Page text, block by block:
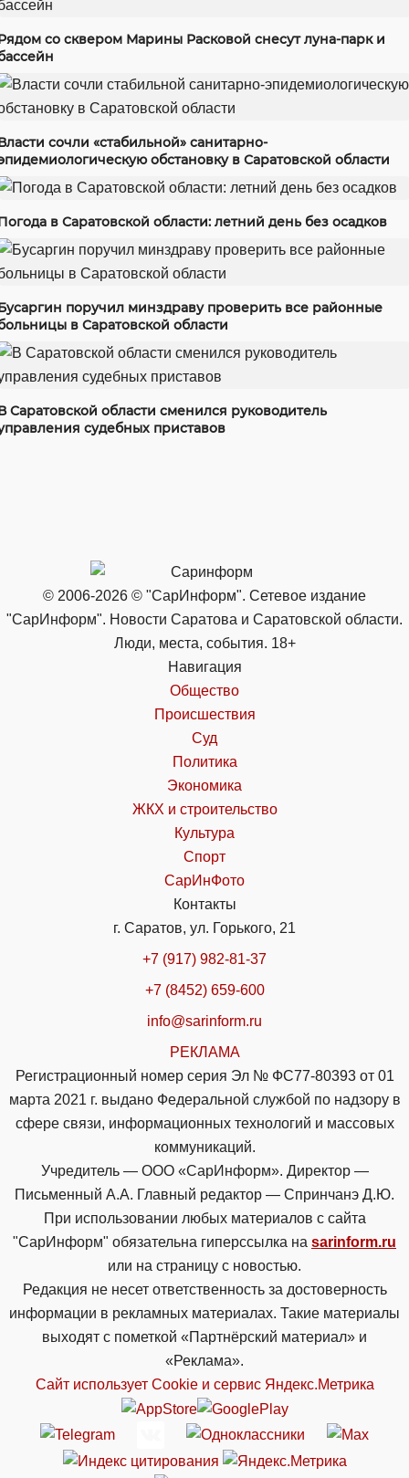
со сквером Марины Расковой снесут луна-парк и
сочли «стабильной» санитарно-
обстановку в Саратовской области
в Саратовской области: летний день без осадков
поручил минздраву проверить все районные
в Саратовской области
Саратовской области сменился руководитель
судебных приставов
© 2006-2026 © "СарИнформ". Сетевое издание
"СарИнформ". Новости Саратова и Саратовской области.
Люди, места, события. 18+
Навигация
Общество
Происшествия
Суд
Политика
Экономика
ЖКХ и строительство
Культура
Спорт
СарИнФото
Контакты
г. Саратов, ул. Горького, 21
+7 (917) 982-81-37
+7 (8452) 659-600
info@sarinform.ru
РЕКЛАМА
Регистрационный номер серия Эл № ФС77-80393 от 01
марта 2021 г. выдано Федеральной службой по надзору в
сфере связи, информационных технологий и массовых
коммуникаций.
Учредитель — ООО «СарИнформ». Директор —
Письменный А.А. Главный редактор — Спринчанэ Д.Ю.
При использовании любых материалов с сайта
"СарИнформ" обязательна гиперссылка на sarinform.ru
или на страницу с новостью.
Редакция не несет ответственность за достоверность
информации в рекламных материалах. Такие материалы
выходят с пометкой «Партнёрский материал» и
«Реклама».
Сайт использует Cookie и сервиc Яндекс.Метрика